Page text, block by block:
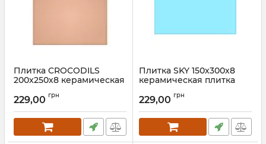
Плитка CROCODILS
200x250х8 керамическая
стен, фасада,
229,00 грн
Плитка SKY 150х300х8
керамическая плитка
фасада
229,00 грн